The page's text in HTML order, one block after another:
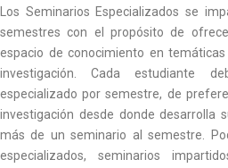
Los Seminarios Especializados se
semestres con el propósito de
espacio de conocimiento en
investigación. Cada estudiante
especializado por semestre, de
investigación desde donde desarrolla
más de un seminario al semestre.
especializados, seminarios